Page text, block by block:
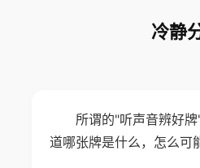
冷静
所谓的"听声音辨好
道哪张牌是什么，怎么可